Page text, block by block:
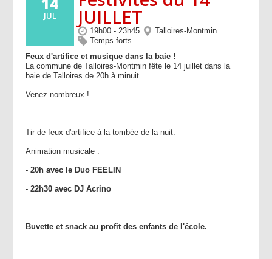
JUL JUILLET
19h00 - 23h45
Talloires-Montmin
Temps forts
Feux d'artifice et musique dans la baie !
La commune de Talloires-Montmin fête le 14 juillet dans la
baie de Talloires de 20h à minuit.
Venez nombreux !
Tir de feux d'artifice à la tombée de la nuit.
Animation musicale :
- 20h avec le Duo FEELIN
- 22h30 avec DJ Acrino
Buvette et snack au profit des enfants de l'école.